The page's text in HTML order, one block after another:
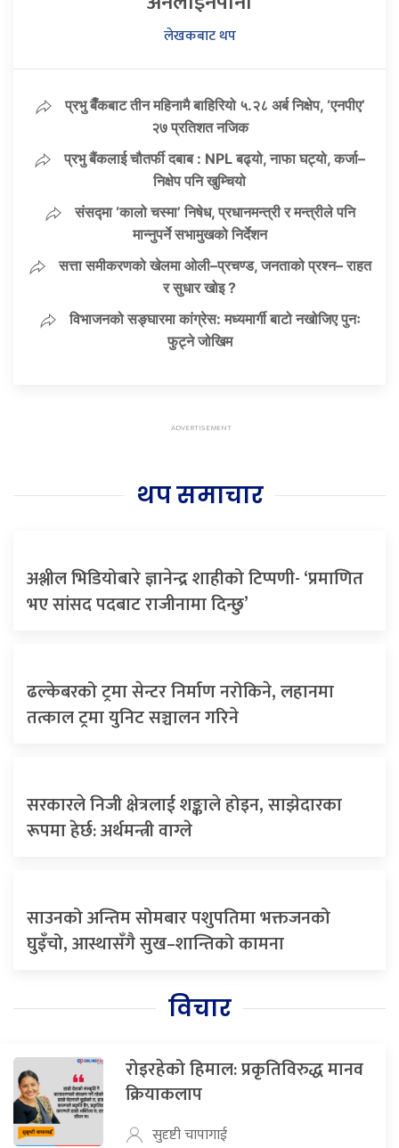
लेखकबाट थप
प्रभु बैँकबाट तीन महिनामै बाहिरियो ५.२८ अर्ब निक्षेप, ‘एनपीए’
२७ प्रतिशत नजिक
प्रभु बैंकलाई चौतर्फी दबाब : NPL बढ्यो, नाफा घट्यो, कर्जा–
निक्षेप पनि खुम्चियो
संसद्मा ‘कालो चस्मा’ निषेध, प्रधानमन्त्री र मन्त्रीले पनि
मान्नुपर्ने सभामुखको निर्देशन
सत्ता समीकरणको खेलमा ओली–प्रचण्ड, जनताको प्रश्न– राहत
र सुधार खोइ ?
विभाजनको सङ्घारमा कांग्रेस: मध्यमार्गी बाटो नखोजिए पुनः
फुट्ने जोखिम
थप समाचार
अश्लील भिडियोबारे ज्ञानेन्द्र शाहीको टिप्पणी- ‘प्रमाणित
भए सांसद पदबाट राजीनामा दिन्छु’
ढल्केबरको ट्रमा सेन्टर निर्माण नरोकिने, लहानमा
तत्काल ट्रमा युनिट सञ्चालन गरिने
सरकारले निजी क्षेत्रलाई शङ्काले होइन, साझेदारका
रूपमा हेर्छ: अर्थमन्त्री वाग्ले
साउनको अन्तिम सोमबार पशुपतिमा भक्तजनको
घुइँचो, आस्थासँगै सुख–शान्तिको कामना
विचार
रोइरहेको हिमाल: प्रकृतिविरुद्ध मानव
क्रियाकलाप
सुदृष्टी चापागाई